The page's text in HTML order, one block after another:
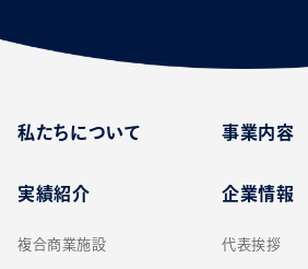
私たちについて
実績紹介
複合商業施設
事業内容
企業情報
代表挨拶